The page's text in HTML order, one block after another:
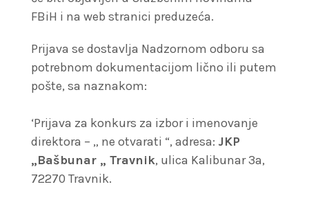
FBiH i na web stranici preduzeća.
Prijava se dostavlja Nadzornom odboru sa
potrebnom dokumentacijom lično ili putem
pošte, sa naznakom:
‘Prijava za konkurs za izbor i imenovanje
direktora – „ ne otvarati “, adresa: JKP
„Bašbunar „ Travnik, ulica Kalibunar 3a,
72270 Travnik.